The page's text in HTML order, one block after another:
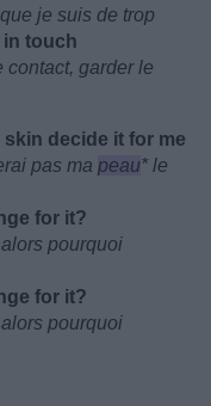
je suis de trop
in touch
contact, garder le
skin decide it for me
pas ma peau* le
for it?
pourquoi
for it?
pourquoi